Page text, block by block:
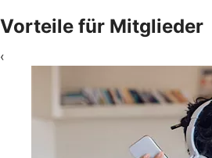
Vorteile für Mitglieder
‹